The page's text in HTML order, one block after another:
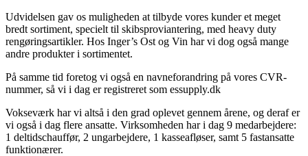
Udvidelsen gav os muligheden at tilbyde vores kunder et meget
bredt sortiment, specielt til skibsproviantering, med heavy duty
rengøringsartikler. Hos Inger’s Ost og Vin har vi dog også mange
andre produkter i sortimentet.
På samme tid foretog vi også en navneforandring på vores CVR-
nummer, så vi i dag er registreret som essupply.dk
Vokseværk har vi altså i den grad oplevet gennem årene, og deraf er
vi også i dag flere ansatte. Virksomheden har i dag 9 medarbejdere:
1 deltidschauffør, 2 ungarbejdere, 1 kasseafløser, samt 5 fastansatte
funktionærer.